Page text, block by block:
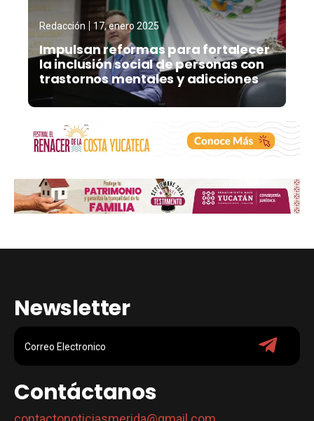
Redacción 17, enero 2025
Impulsan reformas para fortalecer
la inclusión social de personas con
trastornos mentales y adicciones
Newsletter
Contáctanos